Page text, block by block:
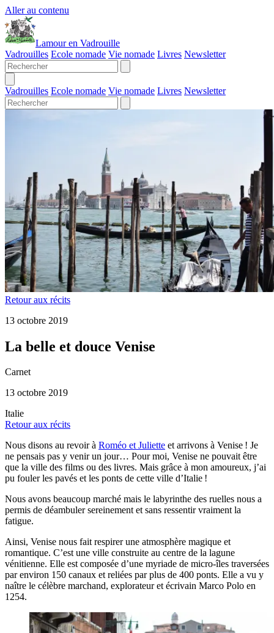
Aller au contenu
Lamour en Vadrouille
Vadrouilles Ecole nomade Vie nomade Livres Newsletter
Vadrouilles Ecole nomade Vie nomade Livres Newsletter
Retour aux récits
13 octobre 2019
La belle et douce Venise
Carnet
13 octobre 2019
Italie
Retour aux récits
Nous disons au revoir à Roméo et Juliette et arrivons à Venise ! Je
ne pensais pas y venir un jour… Pour moi, Venise ne pouvait être
que la ville des films ou des livres. Mais grâce à mon amoureux, j’ai
pu fouler les pavés et les ponts de cette ville d’Italie !
Nous avons beaucoup marché mais le labyrinthe des ruelles nous a
permis de déambuler sereinement et sans ressentir vraiment la
fatigue.
Ainsi, Venise nous fait respirer une atmosphère magique et
romantique. C’est une ville construite au centre de la lagune
vénitienne. Elle est composée d’une myriade de micro-îles traversées
par environ 150 canaux et reliées par plus de 400 ponts. Elle a vu y
naître le célèbre marchand, explorateur et écrivain Marco Polo en
1254.